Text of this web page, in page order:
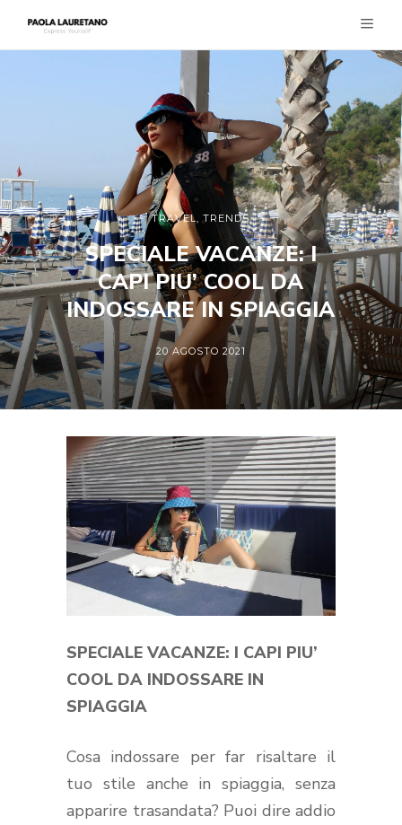
TRAVEL,TRENDS
SPECIALE VACANZE: I
CAPI PIU’ COOL DA
INDOSSARE IN SPIAGGIA
20 AGOSTO 2021
SPECIALE VACANZE: I CAPI PIU’
COOL DA INDOSSARE IN
SPIAGGIA
Cosa indossare per far risaltare il
tuo stile anche in spiaggia, senza
apparire trasandata? Puoi dire addio